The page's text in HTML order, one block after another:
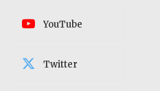
YouTube
Twitter